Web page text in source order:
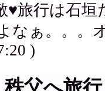
♥旅行は石
なぁ。。。
)